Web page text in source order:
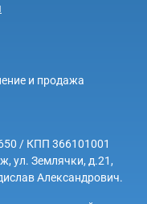
и продажа
/ КПП 366101001
ул. Землячки, д.21,
Александрович.